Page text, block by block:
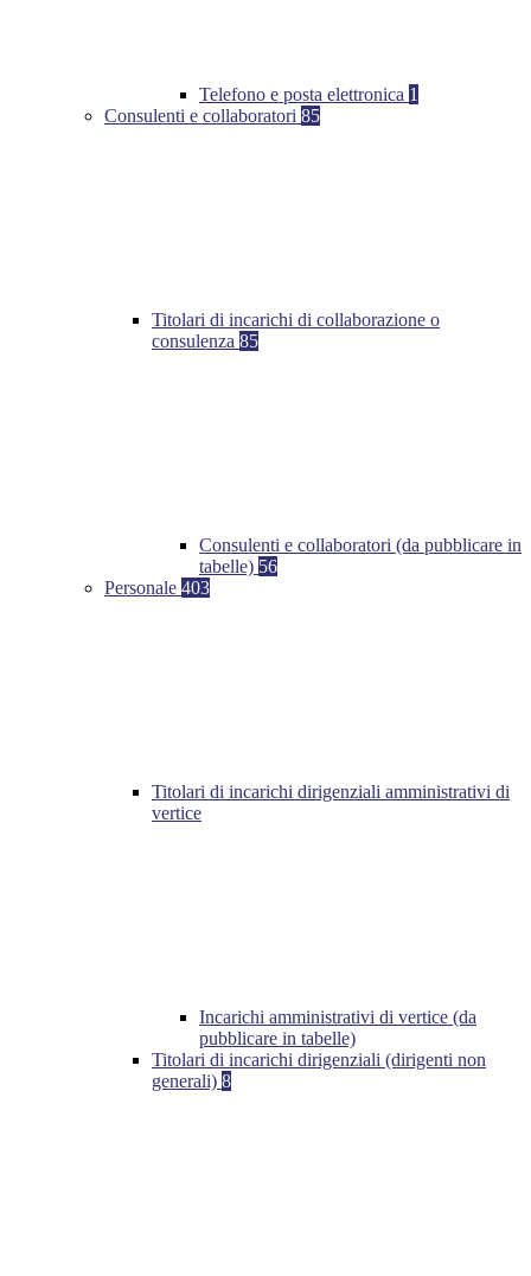
Telefono e posta elettronica 1
Consulenti e collaboratori 85
Titolari di incarichi di collaborazione o
consulenza 85
Consulenti e collaboratori (da pubblicare in
tabelle) 56
Personale 403
Titolari di incarichi dirigenziali amministrativi di
vertice
Incarichi amministrativi di vertice (da
pubblicare in tabelle)
Titolari di incarichi dirigenziali (dirigenti non
generali) 8